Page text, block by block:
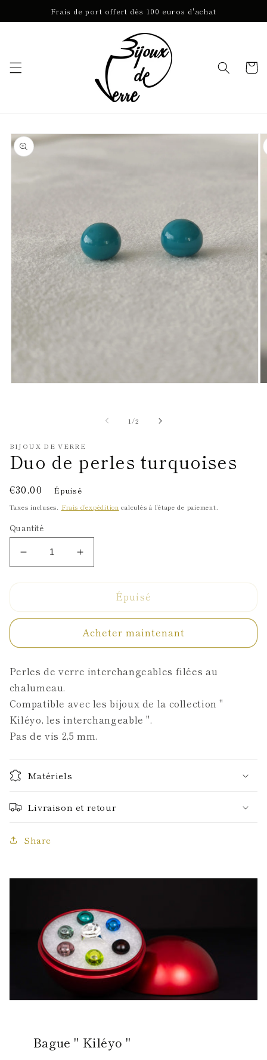
au
Frais de port offert dès 100 euros d'achat
Panier
Passer aux
informations
produits
modale
1 /de
2
BIJOUX DE VERRE
Duo de perles turquoises
Prix
habituel
€30,00 Épuisé
Taxes incluses. Frais d'expédition calculés à l'étape de paiement.
Quantité
Réduire
la
de
turquoises
Augmenter
la
de
perles
turquoises
Épuisé
Acheter maintenant
Perles de verre interchangeables filées au
chalumeau.
Compatible avec les bijoux de la collection "
Kiléyo, les interchangeable ".
Pas de vis 2,5 mm.
Matériels
Livraison et retour
Share
Bague " Kiléyo "